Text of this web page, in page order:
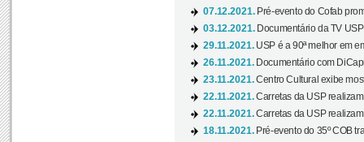
07.12.2021. Pré-evento do Cofab
03.12.2021. Documentário da TV
29.11.2021. USP é a 90ª melhor em
26.11.2021. Documentário com
23.11.2021.Centro Cultural exibe
22.11.2021.Carretas da USP
22.11.2021.Carretas da USP
18.11.2021. Pré-evento do 35º COB